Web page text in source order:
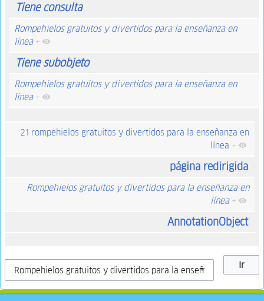
Tiene consulta
Rompehielos gratuitos y divertidos para la enseñanza en
línea +
Tiene subobjeto
Rompehielos gratuitos y divertidos para la enseñanza en
línea +
21 rompehielos gratuitos y divertidos para la enseñanza en
línea +
página redirigida
Rompehielos gratuitos y divertidos para la enseñanza en
línea +
AnnotationObject